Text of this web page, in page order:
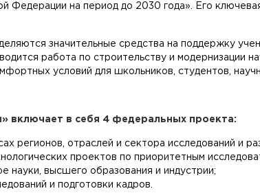
Федерации на период до 2030 года». Его
значительные средства на поддержку
работа по строительству и модернизации
условий для школьников, студентов,
включает в себя 4 федеральных проекта:
регионов, отраслей и сектора исследований и
проектов по приоритетным
науки, высшего образования и индустрии;
и подготовки кадров.